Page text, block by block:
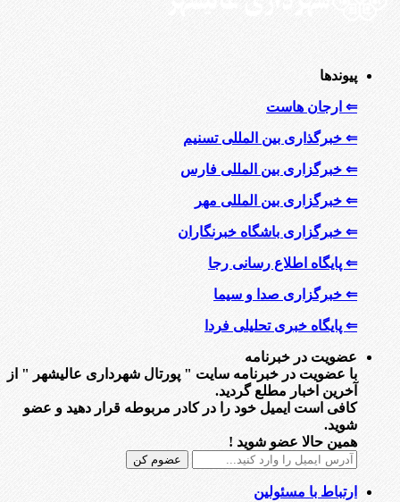
پیوندها
⇐ ارجان هاست
⇐ خبرگذاری بین المللی تسنیم
⇐ خبرگزاری بین المللی فارس
⇐ خبرگزاری بین المللی مهر
⇐ خبرگزاری باشگاه خبرنگاران
⇐ پایگاه اطلاع رسانی رجا
⇐ خبرگزاری صدا و سیما
⇐ پایگاه خبری تحلیلی فردا
عضویت در خبرنامه
با عضویت در خبرنامه سایت " پورتال شهرداری عالیشهر " از
آخرین اخبار مطلع گردید.
کافی است ایمیل خود را در کادر مربوطه قرار دهید و عضو
شوید.
همین حالا عضو شوید !
ارتباط با مسئولین